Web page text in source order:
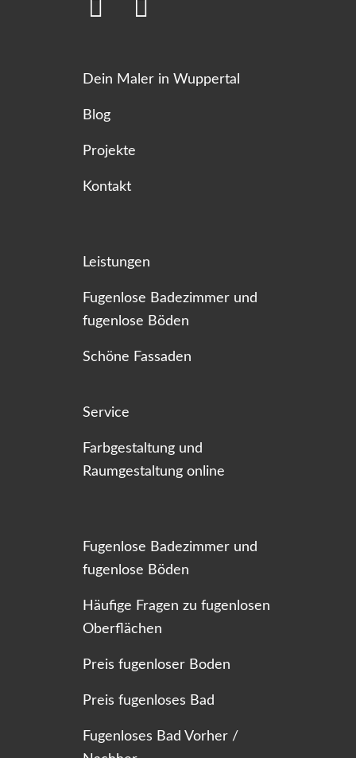
Dein Maler in Wuppertal
Blog
Projekte
Kontakt
Leistungen
Fugenlose Badezimmer und
fugenlose Böden
Schöne Fassaden
Service
Farbgestaltung und
Raumgestaltung online
Fugenlose Badezimmer und
fugenlose Böden
Häufige Fragen zu fugenlosen
Oberflächen
Preis fugenloser Boden
Preis fugenloses Bad
Fugenloses Bad Vorher /